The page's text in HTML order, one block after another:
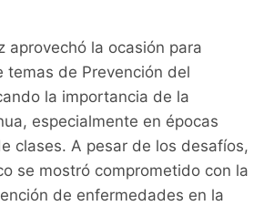
aprovechó la ocasión para
temas de Prevención del
la importancia de la
especialmente en épocas
clases. A pesar de los desafíos,
se mostró comprometido con la
de enfermedades en la